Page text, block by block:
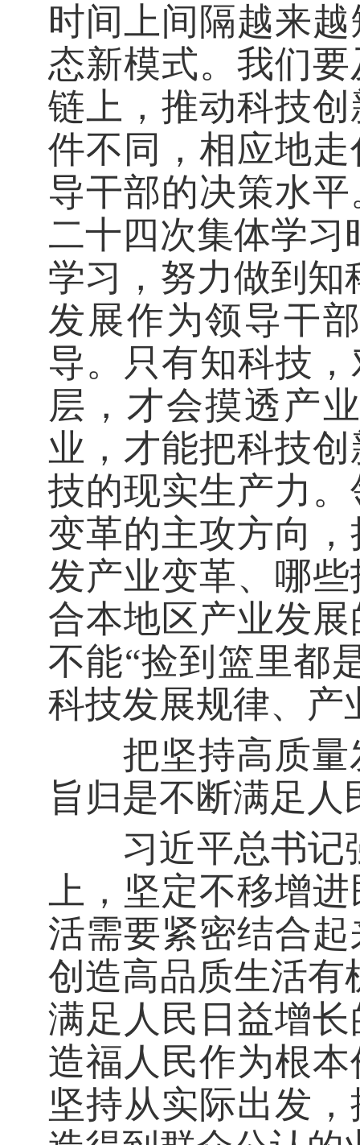
时间上间隔越来
态新模式。我们
链上，推动科技
件不同，相应地
导干部的决策水
二十四次集体学习
学习，努力做到知
发展作为领导干
导。只有知科技
层，才会摸透产
业，才能把科技
技的现实生产力
变革的主攻方向
发产业变革、哪
合本地区产业发
不能“捡到篮里都
科技发展规律、产
把坚持高质量
旨归是不断满足
习近平总书记强
上，坚定不移增
活需要紧密结合
创造高品质生活有
满足人民日益增
造福人民作为根
坚持从实际出发